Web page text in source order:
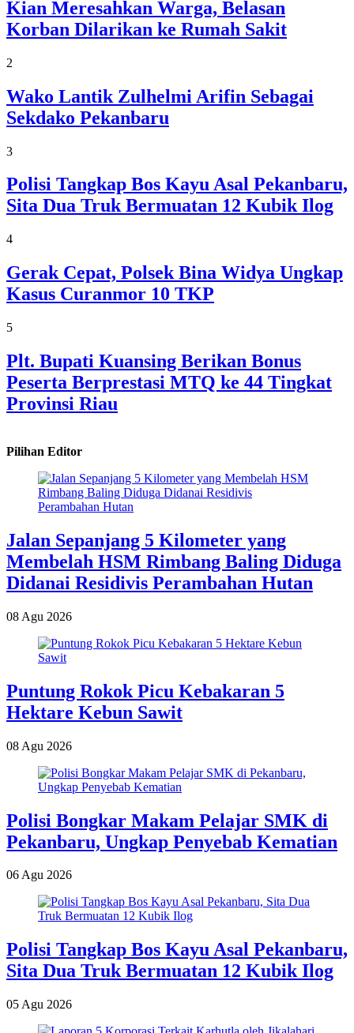
Kian Meresahkan Warga, Belasan
Korban Dilarikan ke Rumah Sakit
2
Wako Lantik Zulhelmi Arifin Sebagai
Sekdako Pekanbaru
3
Polisi Tangkap Bos Kayu Asal Pekanbaru,
Sita Dua Truk Bermuatan 12 Kubik Ilog
4
Gerak Cepat, Polsek Bina Widya Ungkap
Kasus Curanmor 10 TKP
5
Plt. Bupati Kuansing Berikan Bonus
Peserta Berprestasi MTQ ke 44 Tingkat
Provinsi Riau
Pilihan Editor
Jalan Sepanjang 5 Kilometer yang
Membelah HSM Rimbang Baling Diduga
Didanai Residivis Perambahan Hutan
08 Agu 2026
Puntung Rokok Picu Kebakaran 5
Hektare Kebun Sawit
08 Agu 2026
Polisi Bongkar Makam Pelajar SMK di
Pekanbaru, Ungkap Penyebab Kematian
06 Agu 2026
Polisi Tangkap Bos Kayu Asal Pekanbaru,
Sita Dua Truk Bermuatan 12 Kubik Ilog
05 Agu 2026